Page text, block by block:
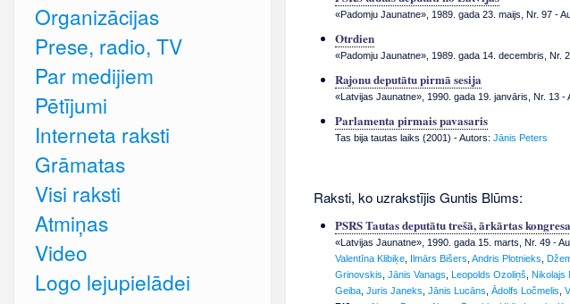
«Padomju Jaunatne», 1989. gada 23. maijs, Nr. 97-
Otrdien
«Padomju Jaunatne», 1989. gada 14. decembris, Nr.
Rajonu deputātu pirmā sesija
«Latvijas Jaunatne», 1990. gada 19. janvāris, Nr. 13-
Parlamenta pirmais pavasaris
Tas bija tautas laiks (2001) - Autors: Jānis Peters
Raksti, ko uzrakstījis Guntis Blūms:
PSRS Tautas deputātu trešā, ārkārtas
«Latvijas Jaunatne», 1990. gada 15. marts, Nr. 49-
Valentīna Klibiķe, Ilmārs Bišers Andris Plotnieks
Grinovskis Jānis Vanags Leopolds Ozoliņš Nikolajs
Geiba, Juris Janeks Jānis Lucāns Ādolfs Ločmelis
Organizācijas
Prese, radio, TV
Par medijiem
Pētījumi
Interneta raksti
Grāmatas
Visi raksti
Atmiņas
Video
Logo lejupielādei